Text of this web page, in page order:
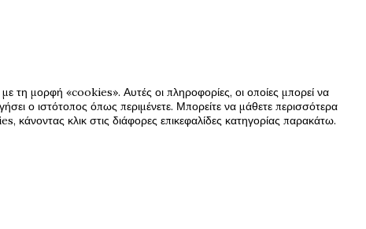
τη μορφή «cookies». Αυτές οι πληροφορίες, οι οποίες μπορεί να
ο ιστότοπος όπως περιμένετε. Μπορείτε να μάθετε περισσότερα
κλικ στις διάφορες επικεφαλίδες κατηγορίας παρακάτω.